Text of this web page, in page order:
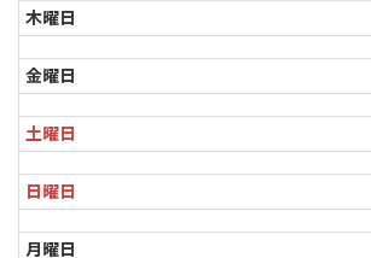
木曜日
金曜日
土曜日
日曜日
月曜日